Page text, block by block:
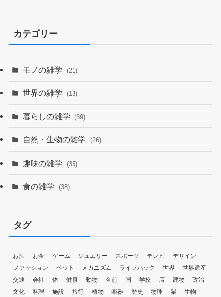
カテゴリー
モノの雑学 (21)
世界の雑学 (13)
暮らしの雑学 (39)
自然・生物の雑学 (26)
趣味の雑学 (35)
食の雑学 (38)
タグ
お酒 お金 ゲーム ジュエリー スポーツ テレビ
デザイン
ファッション
ペット メカニズム ライフハック 世界
世界遺産
交通
会社 体 健康 動物 名前 国 学校 店 建物
政治
文化
料理 施設 旅行 植物 楽器 歴史 物理 猫 生物